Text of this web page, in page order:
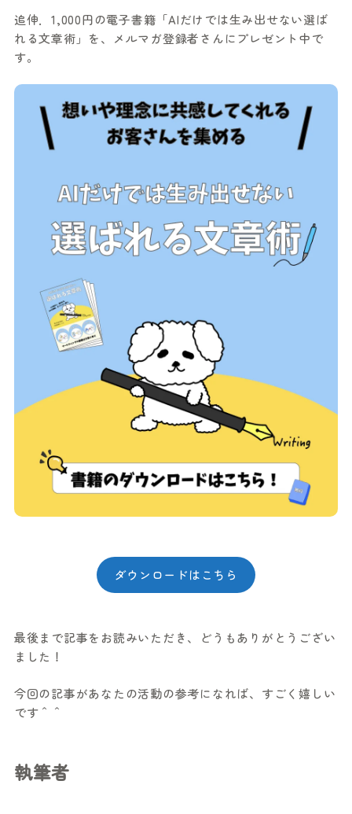
追伸．1,000円の電子書籍「AIだけでは生み出せない選ば
れる文章術」を、メルマガ登録者さんにプレゼント中で
す。
ダウンロードはこちら
最後まで記事をお読みいただき、どうもありがとうござい
ました！
今回の記事があなたの活動の参考になれば、すごく嬉しい
です＾＾
執筆者